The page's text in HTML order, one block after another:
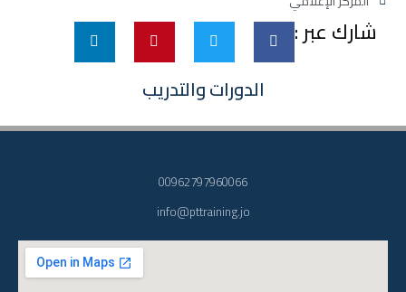
الدورات والتدريب
شارك عبر :
00962797960066
info@pttraining.jo